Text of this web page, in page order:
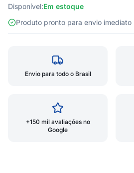
Disponível:Em estoque
Produto pronto para envio imediato
Envio para todo o Brasil
+150 mil avaliações no
Google